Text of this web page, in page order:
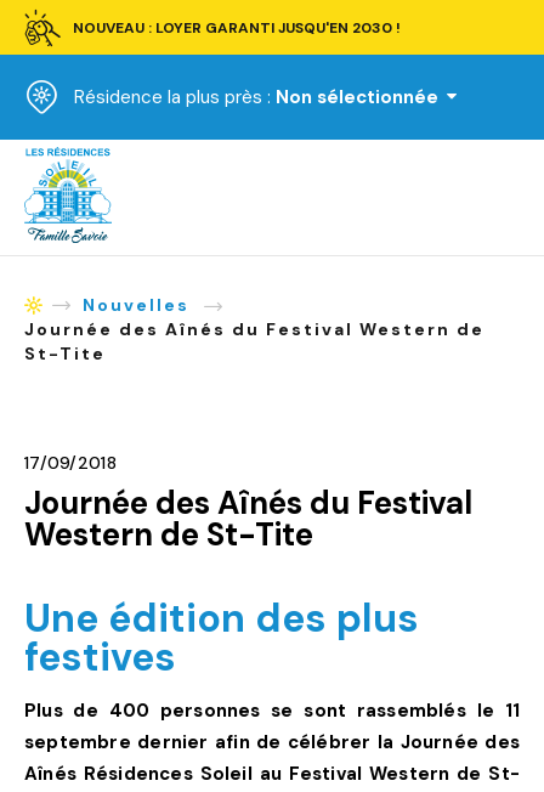
NOUVEAU : LOYER GARANTI JUSQU'EN 2030 !
Résidence la plus près : Non sélectionnée
Accueil
AccueilNouvelles
Journée des Aînés du Festival Western de
St-Tite
17/09/2018
Journée des Aînés du Festival
Western de St-Tite
Une édition des plus
festives
Plus de 400 personnes se sont rassemblés le 11
septembre dernier afin de célébrer la Journée des
Aînés Résidences Soleil au Festival Western de St-